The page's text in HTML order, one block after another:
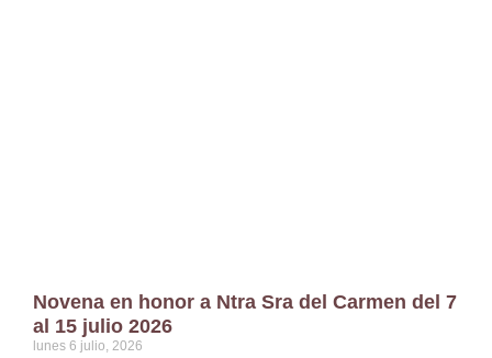
Novena en honor a Ntra Sra del Carmen del 7
al 15 julio 2026
lunes 6 julio, 2026